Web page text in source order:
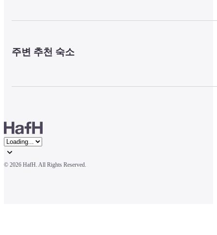
주변 추천 숙소
© 2026 HafH. All Rights Reserved.